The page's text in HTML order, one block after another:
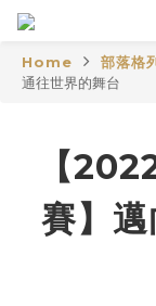
Home 部落格
通往世界的舞台
【
賽】